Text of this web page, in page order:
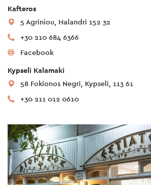
Kafteros
5 Agriniou, Halandri 152 32
+30 210 684 6366
Facebook
Kypseli Kalamaki
58 Fokionos Negri, Kypseli, 113 61
+30 211 012 0610